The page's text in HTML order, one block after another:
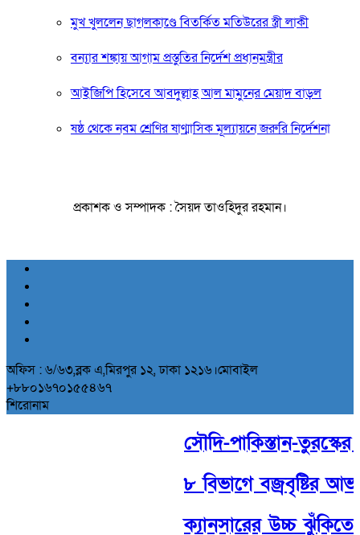
মুখ খুললেন ছাগলকাণ্ডে বিতর্কিত মতিউরের স্ত্রী লাকী
বন্যার শঙ্কায় আগাম প্রস্তুতির নির্দেশ প্রধানমন্ত্রীর
আইজিপি হিসেবে আবদুল্লাহ আল মামুনের মেয়াদ বাড়ল
ষষ্ঠ থেকে নবম শ্রেণির ষাণ্মাসিক মূল্যায়নে জরুরি নির্দেশনা
প্রকাশক ও সম্পাদক : সৈয়দ তাওহিদুর রহমান।
অফিস : ৬/৬৩,ব্লক এ,মিরপুর ১২, ঢাকা ১২১৬।মোবাইল
+৮৮০১৬৭০১৫৫৪৬৭
শিরোনাম
সৌদি-পাকিস্তান-তুরস্কের
৮ বিভাগে বজ্রবৃষ্টির
ক্যানসারের উচ্চ ঝুঁকিতে